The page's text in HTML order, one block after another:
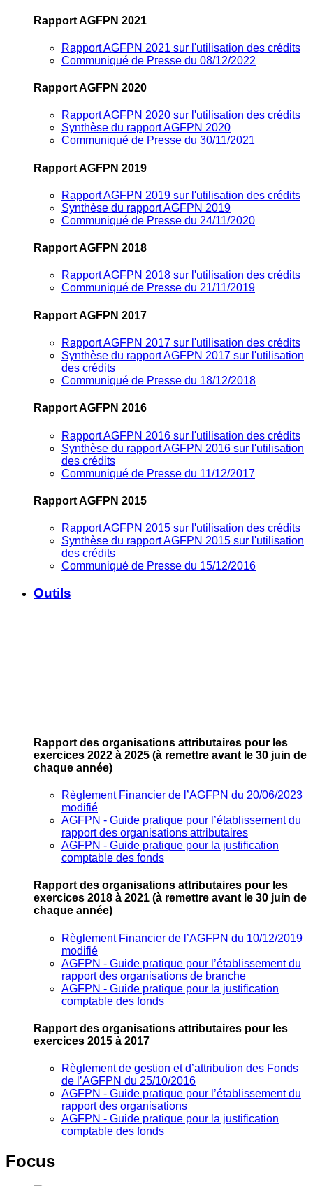
Rapport AGFPN 2021
Rapport AGFPN 2021 sur l'utilisation des crédits
Communiqué de Presse du 08/12/2022
Rapport AGFPN 2020
Rapport AGFPN 2020 sur l'utilisation des crédits
Synthèse du rapport AGFPN 2020
Communiqué de Presse du 30/11/2021
Rapport AGFPN 2019
Rapport AGFPN 2019 sur l'utilisation des crédits
Synthèse du rapport AGFPN 2019
Communiqué de Presse du 24/11/2020
Rapport AGFPN 2018
Rapport AGFPN 2018 sur l'utilisation des crédits
Communiqué de Presse du 21/11/2019
Rapport AGFPN 2017
Rapport AGFPN 2017 sur l'utilisation des crédits
Synthèse du rapport AGFPN 2017 sur l'utilisation
des crédits
Communiqué de Presse du 18/12/2018
Rapport AGFPN 2016
Rapport AGFPN 2016 sur l'utilisation des crédits
Synthèse du rapport AGFPN 2016 sur l'utilisation
des crédits
Communiqué de Presse du 11/12/2017
Rapport AGFPN 2015
Rapport AGFPN 2015 sur l'utilisation des crédits
Synthèse du rapport AGFPN 2015 sur l'utilisation
des crédits
Communiqué de Presse du 15/12/2016
Outils
Rapport des organisations attributaires pour les
exercices 2022 à 2025 (à remettre avant le 30 juin de
chaque année)
Règlement Financier de l’AGFPN du 20/06/2023
modifié
AGFPN ‐ Guide pratique pour l’établissement du
rapport des organisations attributaires
AGFPN ‐ Guide pratique pour la justification
comptable des fonds
Rapport des organisations attributaires pour les
exercices 2018 à 2021 (à remettre avant le 30 juin de
chaque année)
Règlement Financier de l’AGFPN du 10/12/2019
modifié
AGFPN ‐ Guide pratique pour l’établissement du
rapport des organisations de branche
AGFPN ‐ Guide pratique pour la justification
comptable des fonds
Rapport des organisations attributaires pour les
exercices 2015 à 2017
Règlement de gestion et d’attribution des Fonds
de l’AGFPN du 25/10/2016
AGFPN ‐ Guide pratique pour l’établissement du
rapport des organisations
AGFPN ‐ Guide pratique pour la justification
comptable des fonds
Focus